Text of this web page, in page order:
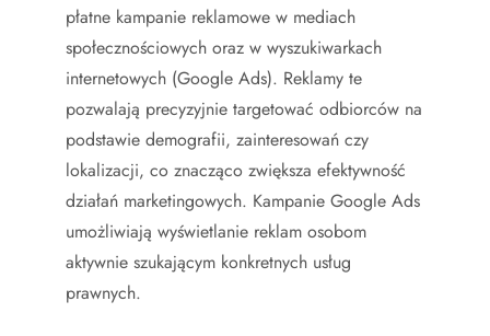
płatne kampanie reklamowe w mediach
społecznościowych oraz w wyszukiwarkach
internetowych (Google Ads). Reklamy te
pozwalają precyzyjnie targetować odbiorców na
podstawie demografii, zainteresowań czy
lokalizacji, co znacząco zwiększa efektywność
działań marketingowych. Kampanie Google Ads
umożliwiają wyświetlanie reklam osobom
aktywnie szukającym konkretnych usług
prawnych.